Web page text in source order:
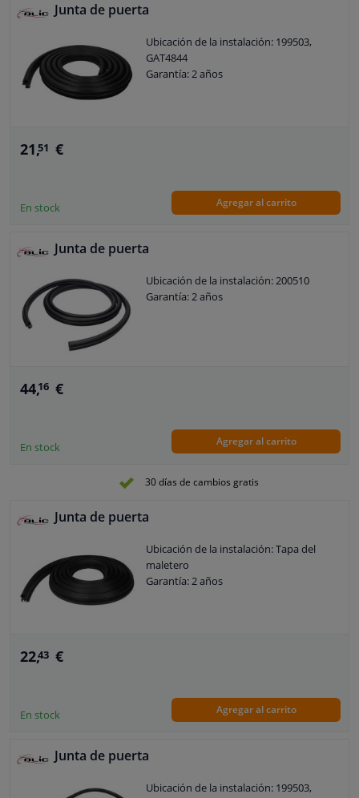
Junta de puerta
Ubicación de la instalación: 199503,
GAT4844
Garantía: 2 años
21,51 €
En stock Agregar al carrito
Junta de puerta
Ubicación de la instalación: 200510
Garantía: 2 años
44,16 €
En stock Agregar al carrito
30 días de cambios gratis
Junta de puerta
Ubicación de la instalación: Tapa del
maletero
Garantía: 2 años
22,43 €
En stock Agregar al carrito
Junta de puerta
Ubicación de la instalación: 199503,